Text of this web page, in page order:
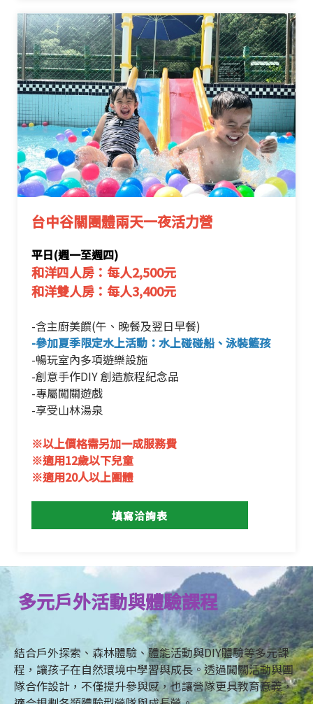
台中谷關團體兩天一夜活力營
平日(週一至週四)
和洋四人房：每人2,500元
和洋雙人房：每人3,400元
-含主廚美饌(午、晚餐及翌日早餐)
-參加夏季限定水上活動：水上碰碰船、泳裝籃孩
-暢玩室內多項遊樂設施
-創意手作DIY 創造旅程紀念品
-專屬闖關遊戲
-享受山林湯泉
※以上價格需另加一成服務費
※適用12歲以下兒童
※適用20人以上團體
填寫洽詢表
多元戶外活動與體驗課程
結合戶外探索、森林體驗、體能活動與DIY體驗等多元課
程，讓孩子在自然環境中學習與成長。透過闖關活動與團
隊合作設計，不僅提升參與感，也讓營隊更具教育意義，